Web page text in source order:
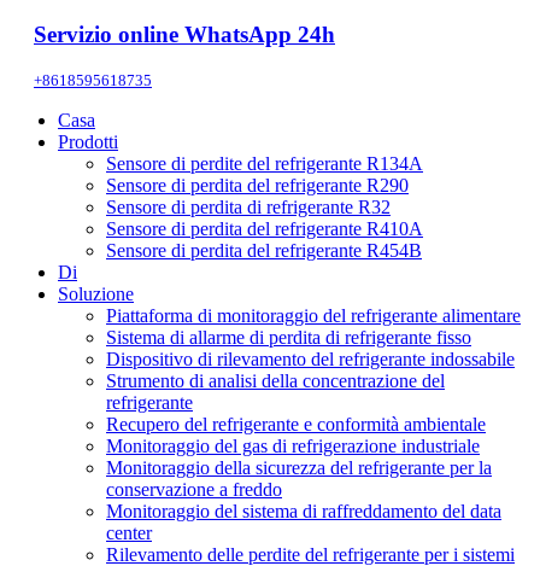
Servizio online WhatsApp 24h
+8618595618735
Casa
Prodotti
Sensore di perdite del refrigerante R134A
Sensore di perdita del refrigerante R290
Sensore di perdita di refrigerante R32
Sensore di perdita del refrigerante R410A
Sensore di perdita del refrigerante R454B
Di
Soluzione
Piattaforma di monitoraggio del refrigerante alimentare
Sistema di allarme di perdita di refrigerante fisso
Dispositivo di rilevamento del refrigerante indossabile
Strumento di analisi della concentrazione del
refrigerante
Recupero del refrigerante e conformità ambientale
Monitoraggio del gas di refrigerazione industriale
Monitoraggio della sicurezza del refrigerante per la
conservazione a freddo
Monitoraggio del sistema di raffreddamento del data
center
Rilevamento delle perdite del refrigerante per i sistemi